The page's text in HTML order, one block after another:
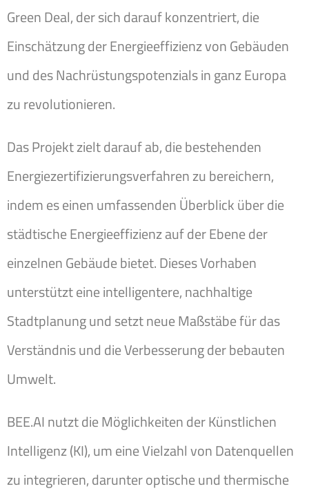
Green Deal, der sich darauf konzentriert, die
Einschätzung der Energieeffizienz von Gebäuden
und des Nachrüstungspotenzials in ganz Europa
zu revolutionieren.
Das Projekt zielt darauf ab, die bestehenden
Energiezertifizierungsverfahren zu bereichern,
indem es einen umfassenden Überblick über die
städtische Energieeffizienz auf der Ebene der
einzelnen Gebäude bietet. Dieses Vorhaben
unterstützt eine intelligentere, nachhaltige
Stadtplanung und setzt neue Maßstäbe für das
Verständnis und die Verbesserung der bebauten
Umwelt.
BEE.AI nutzt die Möglichkeiten der Künstlichen
Intelligenz (KI), um eine Vielzahl von Datenquellen
zu integrieren, darunter optische und thermische